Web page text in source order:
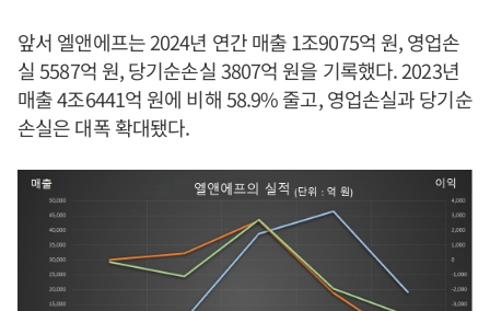
앞서 엘앤에프는 2024년 연간 매출 1조9075억 원, 영업손
실 5587억 원, 당기순손실 3807억 원을 기록했다. 2023년
매출 4조6441억 원에 비해 58.9% 줄고, 영업손실과 당기순
손실은 대폭 확대됐다.